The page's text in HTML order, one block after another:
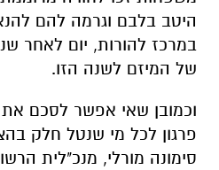
היטב בלבם וגרמה להם
במרכז להורות, יום לאחר
של המיזם לשנה הזו.
וכמובן שאי אפשר לסכם את
פרגון לכל מי שנטל חלק
סימונה מורלי, מנכ"לית